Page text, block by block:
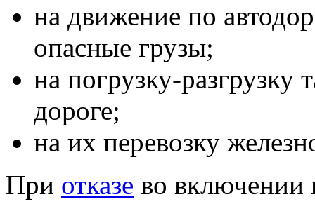
на движение по
опасные грузы;
на погрузку-разгрузку
дороге;
на их перевозку
При отказе во включении